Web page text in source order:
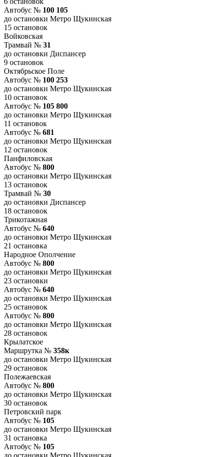
Автобус № 100 105
до остановки Метро Щукинская
15 остановок
Войковская
Трамвай № 31
до остановки Диспансер
9 остановок
Октябрьское Поле
Автобус № 100 253
до остановки Метро Щукинская
10 остановок
Автобус № 105 800
до остановки Метро Щукинская
11 остановок
Автобус № 681
до остановки Метро Щукинская
12 остановок
Панфиловская
Автобус № 800
до остановки Метро Щукинская
13 остановок
Трамвай № 30
до остановки Диспансер
18 остановок
Трикотажная
Автобус № 640
до остановки Метро Щукинская
21 остановка
Народное Ополчение
Автобус № 800
до остановки Метро Щукинская
23 остановки
Автобус № 640
до остановки Метро Щукинская
25 остановок
Автобус № 800
до остановки Метро Щукинская
28 остановок
Крылатское
Маршрутка № 358к
до остановки Метро Щукинская
29 остановок
Полежаевская
Автобус № 800
до остановки Метро Щукинская
30 остановок
Петровский парк
Автобус № 105
до остановки Метро Щукинская
31 остановка
Автобус № 105